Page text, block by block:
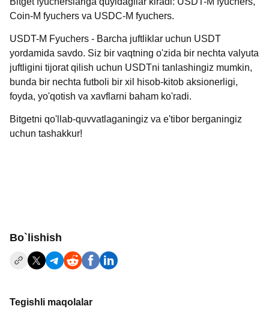
Coin-M fyuchers va USDC-M fyuchers.
USDT-M Fyuchers - Barcha juftliklar uchun USDT
yordamida savdo. Siz bir vaqtning o'zida bir nechta valyuta
juftligini tijorat qilish uchun USDTni tanlashingiz mumkin,
bunda bir nechta futboli bir xil hisob-kitob aksionerligi,
foyda, yo'qotish va xavflarni baham ko'radi.
Bitgetni qo'llab-quvvatlaganingiz va e'tibor berganingiz
uchun tashakkur!
Bo`lishish
Tegishli maqolalar